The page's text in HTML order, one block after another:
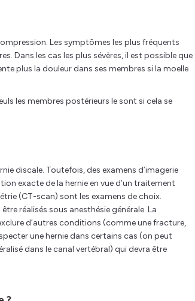
Les symptômes les plus fréquents
Dans les cas les plus sévères, il est possible que
plus la douleur dans ses membres si la moelle
les membres postérieurs le sont si cela se
discale. Toutefois, des examens d’imagerie
exacte de la hernie en vue d’un traitement
(CT-scan) sont les examens de choix.
réalisés sous anesthésie générale. La
d’autres conditions (comme une fracture,
une hernie dans certains cas (on peut
dans le canal vertébral) qui devra être